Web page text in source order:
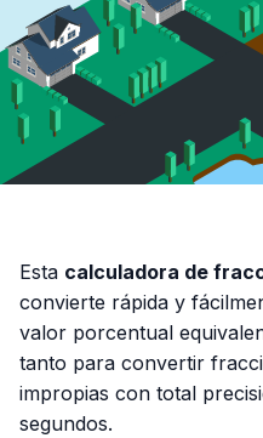
Esta calculadora de
convierte rápida y
valor porcentual
tanto para convertir
impropias con total
segundos.